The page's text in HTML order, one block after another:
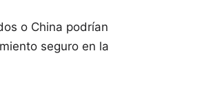
o China podrían
seguro en la